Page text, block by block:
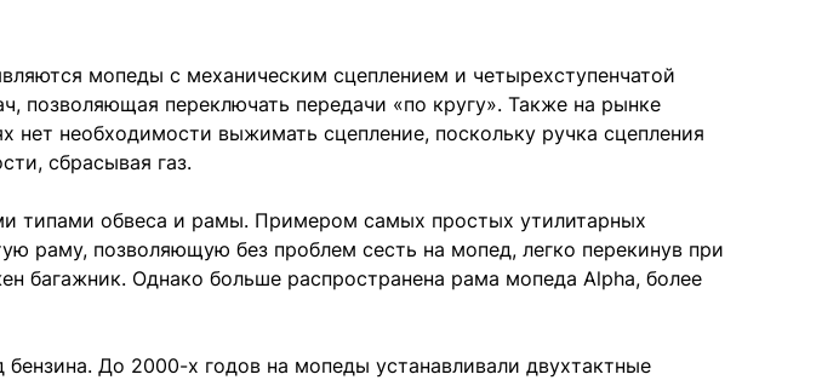
мопеды с механическим сцеплением и четырехступенчатой
позволяющая переключать передачи «по кругу». Также на рынке
необходимости выжимать сцепление, поскольку ручка сцепления
сбрасывая газ.
типами обвеса и рамы. Примером самых простых утилитарных
раму, позволяющую без проблем сесть на мопед, легко перекинув при
багажник. Однако больше распространена рама мопеда Alpha, более
До 2000-х годов на мопеды устанавливали двухтактные